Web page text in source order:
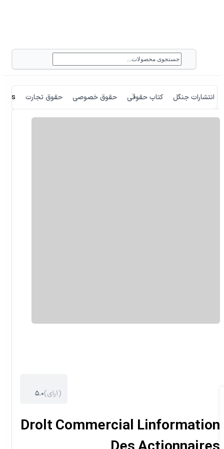
انتشارات جنگل کتاب حقوقی حقوق خصوصی حقوق تجارت
Drolt Commercial Linformation
۵.۰( ۱رای )